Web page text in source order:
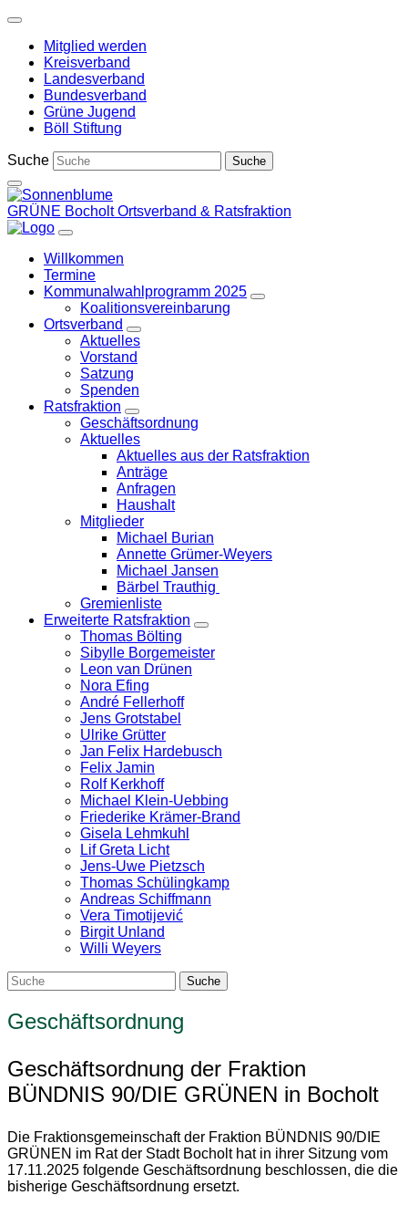
Weiter
Inhalt
Mitglied werden
Kreisverband
Landesverband
Bundesverband
Grüne Jugend
Böll Stiftung
Suche
GRÜNE BocholtOrtsverband & Ratsfraktion
Willkommen
Termine
Kommunalwahlprogramm 2025
Zeige
Koalitionsvereinbarung
Ortsverband
Zeige
Untermenü
Aktuelles
Vorstand
Satzung
Spenden
Ratsfraktion
Zeige
Untermenü
Geschäftsordnung
Aktuelles
Aktuelles aus der Ratsfraktion
Anträge
Anfragen
Haushalt
Mitglieder
Michael Burian
Annette Grümer-Weyers
Michael Jansen
Bärbel Trauthig
Gremienliste
Erweiterte Ratsfraktion
Zeige
Untermenü
Thomas Bölting
Sibylle Borgemeister
Leon van Drünen
Nora Efing
André Fellerhoff
Jens Grotstabel
Ulrike Grütter
Jan Felix Hardebusch
Felix Jamin
Rolf Kerkhoff
Michael Klein-Uebbing
Friederike Krämer-Brand
Gisela Lehmkuhl
Lif Greta Licht
Jens-Uwe Pietzsch
Thomas Schülingkamp
Andreas Schiffmann
Vera Timotijević
Birgit Unland
Willi Weyers
Geschäftsordnung
Geschäftsordnung der Fraktion
BÜNDNIS 90/DIE GRÜNEN in Bocholt
Die Fraktionsgemeinschaft der Fraktion BÜNDNIS 90/DIE
GRÜNEN im Rat der Stadt Bocholt hat in ihrer Sitzung vom
17.11.2025 folgende Geschäftsordnung beschlossen, die die
bisherige Geschäftsordnung ersetzt.